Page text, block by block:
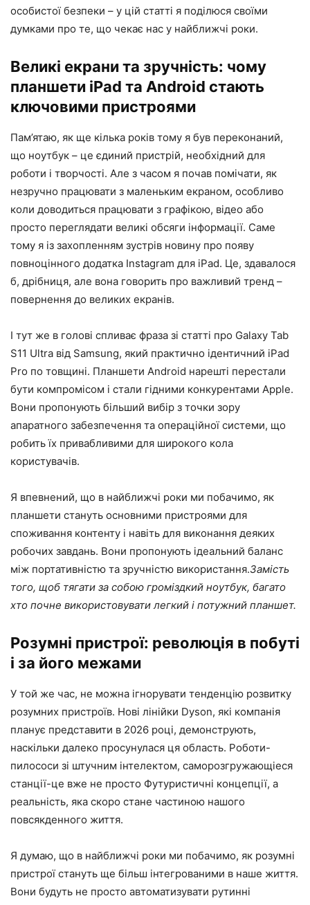
особистої безпеки – у цій статті я поділюся своїми
думками про те, що чекає нас у найближчі роки.
Великі екрани та зручність: чому
планшети iPad та Android стають
ключовими пристроями
Пам’ятаю, як ще кілька років тому я був переконаний,
що ноутбук – це єдиний пристрій, необхідний для
роботи і творчості. Але з часом я почав помічати, як
незручно працювати з маленьким екраном, особливо
коли доводиться працювати з графікою, відео або
просто переглядати великі обсяги інформації. Саме
тому я із захопленням зустрів новину про появу
повноцінного додатка Instagram для iPad. Це, здавалося
б, дрібниця, але вона говорить про важливий тренд –
повернення до великих екранів.
І тут же в голові спливає фраза зі статті про Galaxy Tab
S11 Ultra від Samsung, який практично ідентичний iPad
Pro по товщині. Планшети Android нарешті перестали
бути компромісом і стали гідними конкурентами Apple.
Вони пропонують більший вибір з точки зору
апаратного забезпечення та операційної системи, що
робить їх привабливими для широкого кола
користувачів.
Я впевнений, що в найближчі роки ми побачимо, як
планшети стануть основними пристроями для
споживання контенту і навіть для виконання деяких
робочих завдань. Вони пропонують ідеальний баланс
між портативністю та зручністю використання.Замість
того, щоб тягати за собою громіздкий ноутбук, багато
хто почне використовувати легкий і потужний планшет.
Розумні пристрої: революція в побуті
і за його межами
У той же час, не можна ігнорувати тенденцію розвитку
розумних пристроїв. Нові лінійки Dyson, які компанія
планує представити в 2026 році, демонструють,
наскільки далеко просунулася ця область. Роботи-
пилососи зі штучним інтелектом, саморозгружающіеся
станції-це вже не просто Футуристичні концепції, а
реальність, яка скоро стане частиною нашого
повсякденного життя.
Я думаю, що в найближчі роки ми побачимо, як розумні
пристрої стануть ще більш інтегрованими в наше життя.
Вони будуть не просто автоматизувати рутинні